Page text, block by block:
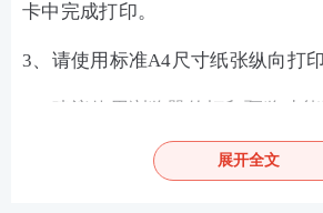
卡中完成打印。
3、请使用标准A4尺寸纸张纵向打印
4、建议使用浏览器的打印预览功
展开全文